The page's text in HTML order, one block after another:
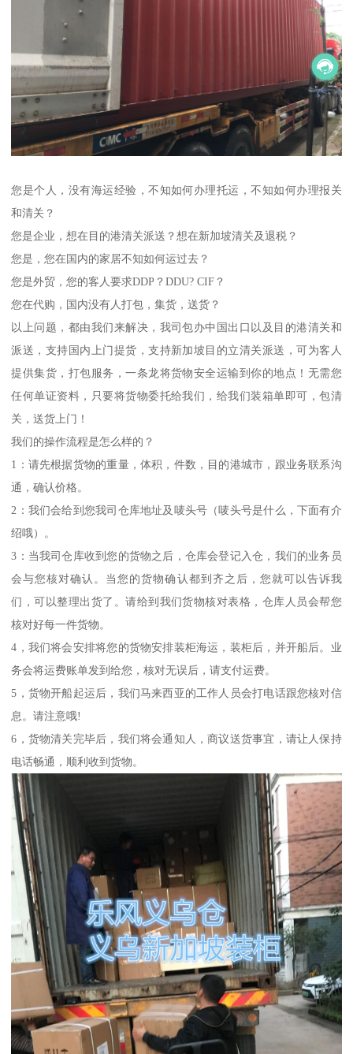
您是个人，没有海运经验，不知如何办理托运，不知如何办理报关
和清关？
您是企业，想在目的港清关派送？想在新加坡清关及退税？
您是，您在国内的家居不知如何运过去？
您是外贸，您的客人要求DDP？DDU? CIF？
您在代购，国内没有人打包，集货，送货？
以上问题，都由我们来解决，我司包办中国出口以及目的港清关和
派送，支持国内上门提货，支持新加坡目的立清关派送，可为客人
提供集货，打包服务，一条龙将货物安全运输到你的地点！无需您
任何单证资料，只要将货物委托给我们，给我们装箱单即可，包清
关，送货上门！
我们的操作流程是怎么样的？
1：请先根据货物的重量，体积，件数，目的港城市，跟业务联系沟
通，确认价格。
2：我们会给到您我司仓库地址及唛头号（唛头号是什么，下面有介
绍哦）。
3：当我司仓库收到您的货物之后，仓库会登记入仓，我们的业务员
会与您核对确认。当您的货物确认都到齐之后，您就可以告诉我
们，可以整理出货了。请给到我们货物核对表格，仓库人员会帮您
核对好每一件货物。
4，我们将会安排将您的货物安排装柜海运，装柜后，并开船后。业
务会将运费账单发到给您，核对无误后，请支付运费。
5，货物开船起运后，我们马来西亚的工作人员会打电话跟您核对信
息。请注意哦!
6，货物清关完毕后，我们将会通知人，商议送货事宜，请让人保持
电话畅通，顺利收到货物。